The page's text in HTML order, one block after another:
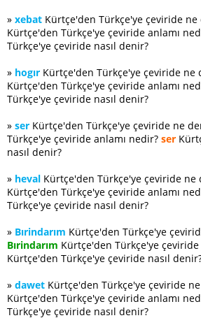
» xebat Kürtçe'den Türkçe'ye çeviride ne
Kürtçe'den Türkçe'ye çeviride anlamı
Türkçe'ye çeviride nasıl denir?
» hogır Kürtçe'den Türkçe'ye çeviride ne
Kürtçe'den Türkçe'ye çeviride anlamı
Türkçe'ye çeviride nasıl denir?
» ser Kürtçe'den Türkçe'ye çeviride ne
Türkçe'ye çeviride anlamı nedir? ser
nasıl denir?
» heval Kürtçe'den Türkçe'ye çeviride ne
Kürtçe'den Türkçe'ye çeviride anlamı
Türkçe'ye çeviride nasıl denir?
» Bırindarım Kürtçe'den Türkçe'ye
Bırindarım Kürtçe'den Türkçe'ye
Kürtçe'den Türkçe'ye çeviride nasıl
» dawet Kürtçe'den Türkçe'ye çeviride
Kürtçe'den Türkçe'ye çeviride anlamı
Türkçe'ye çeviride nasıl denir?